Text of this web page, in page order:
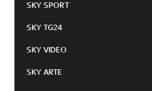
SKY SPORT
SKY TG24
SKY VIDEO
SKY ARTE